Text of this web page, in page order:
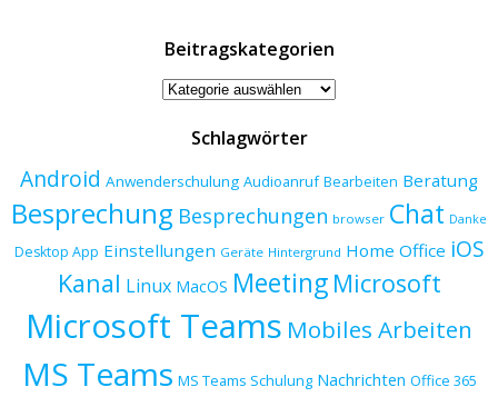
Beitragskategorien
Beitragskategorien
Schlagwörter
Android Anwenderschulung Audioanruf Bearbeiten Beratung
Besprechung Besprechungen browser Chat Danke
Desktop App Einstellungen Geräte Hintergrund Home Office iOS
Kanal Linux MacOS Meeting Microsoft
Microsoft Teams Mobiles Arbeiten
MS Teams MS Teams Schulung Nachrichten Office 365